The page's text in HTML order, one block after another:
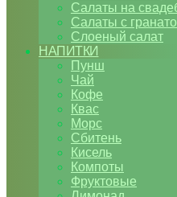
Салаты на
Салаты с
Слоеный салат
НАПИТКИ
Пунш
Чай
Кофе
Квас
Морс
Сбитень
Кисель
Компоты
Фруктовые